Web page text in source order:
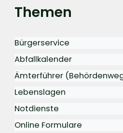
Themen
Bürgerservice
Abfallkalender
Ämterführer
Lebenslagen
Notdienste
Online Formulare